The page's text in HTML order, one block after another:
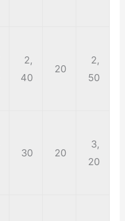
2,
40
20
2,
50
30 20
3,
20